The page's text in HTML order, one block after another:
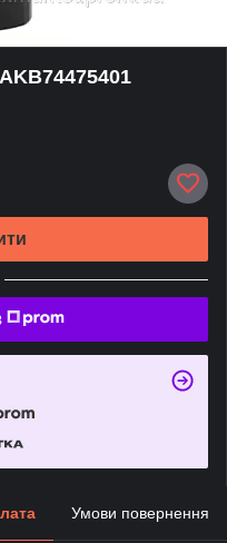
Умови повернення